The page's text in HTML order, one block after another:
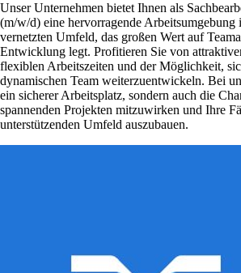
Unser Unternehmen bietet Ihnen als
(m/w/d) eine hervorragende Arbeitsumgebung
vernetzten Umfeld, das großen Wert auf
Entwicklung legt. Profitieren Sie von
flexiblen Arbeitszeiten und der Möglichkeit,
dynamischen Team weiterzuentwickeln. Bei
ein sicherer Arbeitsplatz, sondern auch die
spannenden Projekten mitzuwirken und Ihre
unterstützenden Umfeld auszubauen.